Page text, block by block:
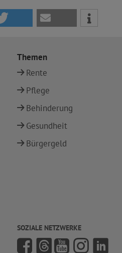
Themen
Rente
Pflege
Behinderung
Gesundheit
Bürgergeld
SOZIALE NETZWERKE